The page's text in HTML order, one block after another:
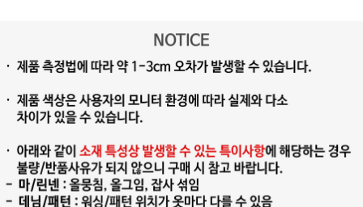
프 하세요!